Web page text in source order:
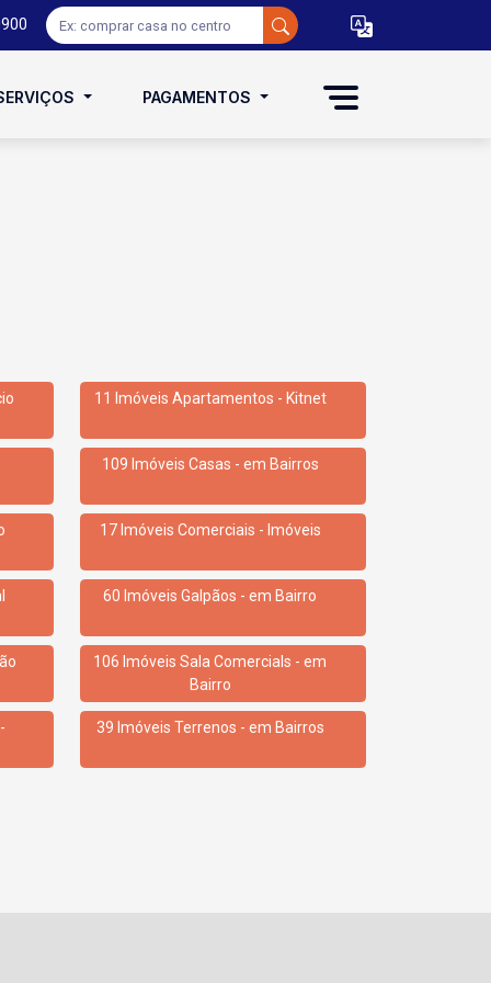
PAGAMENTOS
11 Imóveis Apartamentos - Kitnet
109 Imóveis Casas - em Bairros
17 Imóveis Comerciais - Imóveis
60 Imóveis Galpãos - em Bairro
106 Imóveis Sala Comercials - em
Bairro
39 Imóveis Terrenos - em Bairros